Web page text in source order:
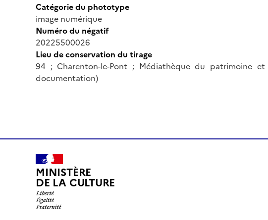
Catégorie du phototype
image numérique
Numéro du négatif
20225500026
Lieu de conservation du tirage
94 ; Charenton-le-Pont ; Médiathèque du patrimoine
documentation)
MINISTÈRE
DE LA CULTURE